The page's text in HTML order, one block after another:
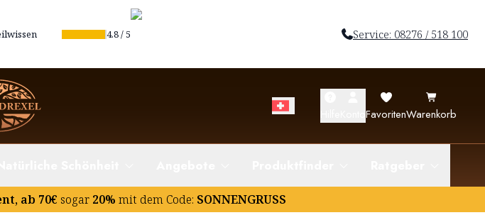
4.8/5 Service: 08276 / 518 100
FavoritenWarenkorb
ab 70€ sogar 20% mit dem Code: SONNENGRUSS